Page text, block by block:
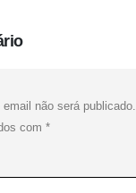
não será publicado.
com *